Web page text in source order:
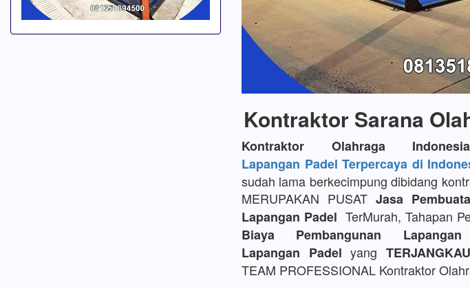
Kontraktor Sarana
Kontraktor Olahraga Indonesia
Lapangan Padel Terpercaya di
sudah lama berkecimpung dibidang
MERUPAKAN PUSAT Jasa
Lapangan Padel TerMurah, Tahapan
Biaya Pembangunan
Lapangan Padel yang
TEAM PROFESSIONAL Kontraktor